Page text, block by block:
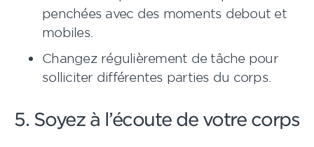
penchées avec des moments debout et
mobiles.
Changez régulièrement de tâche pour
solliciter différentes parties du corps.
5. Soyez à l’écoute de votre corps